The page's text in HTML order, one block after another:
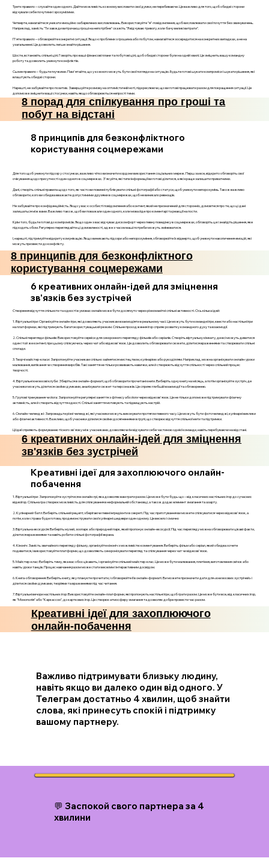
Третє правило – слухайте один одного. Дайте можливість кожному висловити свої думки, не перебиваючи. Це важливо для того, щоб обидві сторони
відчували себе почутими і зрозумілими.
Четверте, намагайтеся уникати емоційно забарвлених висловлювань. Використовуйте "я"-повідомлення, щоб висловлювати свої почуття без звинувачень.
Наприклад, замість "Ти завжди витрачаєш гроші на непотрібне" скажіть "Я відчуваю тривогу, коли бачу великі витрати".
П'яте правило – обговорюйте конкретні ситуації. Якщо є проблеми з грошима або побутом, намагайтеся зосередитися на конкретних випадках, а не на
узагальненні. Це дозволить легше знайти рішення.
Шосте, встановіть спільні цілі. Говоріть про ваші фінансові плани та побутові цілі, щоб обидві сторони були на одній хвилі. Це зміцнить вашу командну
роботу та дозволить уникнути конфліктів.
Сьоме правило – будьте гнучкими. Пам'ятайте, що у кожного можуть бути свої погляди на ситуацію. Будьте готові шукати компроміси і шукати рішення, які
влаштують обидві сторони.
Нарешті, не забувайте про позитив. Завершуйте розмову на оптимістичній ноті, підкреслюючи, що ви готові працювати разом для покращення ситуації. Це
допоможе зміцнити ваші стосунки, навіть якщо обговорюються непрості теми.
8 порад для спілкування про гроші та
побут на відстані
8 принципів для безконфліктного
користування соцмережами
Для того щоб уникнути підозр у стосунках, важливо чітко визначити кордони використання соціальних мереж. Перш за все, відкрито обговоріть свої
очікування щодо присутності один одного в соцмережах. З'ясуйте, які типи інформації ви готові ділитися, а які краще залишити приватними.
Далі, створіть спільні правила щодо того, як часто ви повинні публікувати спільні фотографії або статуси, щоб уникнути непорозумінь. Також важливо
обговорити, кого ви обидва вважаєте допустимими друзями в соцмережах, щоб не виникало ревнощів.
Не забувайте про конфіденційність. Якщо у вас є особисті повідомлення або контент, який не призначений для сторонніх, домовтеся про те, що ці дані
залишаться між вами. Важливо також, щоб ви поважали один одного, коли мова йде про коментарі та реакції на пости.
Крім того, будьте готові до компромісів. Якщо один з вас відчуває дискомфорт через певну поведінку в соцмережах, обговоріть це і знайдіть рішення, яке
підходить обом. Регулярно переглядайте ці домовленості, адже з часом ваші потреби можуть змінюватися.
І, нарешті, підтримуйте відкриту комунікацію. Якщо виникають підозри або непорозуміння, обговорюйте їх відверто, щоб уникнути накопичення емоцій, які
можуть призвести до конфлікту.
8 принципів для безконфліктного
користування соцмережами
6 креативних онлайн-ідей для зміцнення
зв'язків без зустрічей
Створення відчуття спільноти та єдності в умовах онлайн може бути досягнуто через різноманітні спільні активності. Ось кілька ідей:
1. Віртуальні ігри: Організуйте онлайн-ігри, які дозволяють учасникам взаємодіяти в реальному часі. Це можуть бути командні ігри, квести або настільні ігри
на платформах, які підтримують багатокористувацький режим. Спільне проходження ігор сприяє розвитку командного духу та взаємодії.
2. Спільні перегляди фільмів: Використовуйте сервіси для синхронного перегляду фільмів або серіалів. Створіть віртуальну кімнату, де всі можуть дивитися
один і той же контент, при цьому спілкуючись через чат або відеозв'язок. Це дозволить обговорювати сюжети, ділитися враженнями та створювати спільні
спогади.
3. Творчі майстер-класи: Запропонуйте учасникам спільно зайнятися мистецтвом, кулінарією або рукоділлям. Наприклад, можна організувати онлайн-уроки
малювання, випікання чи створення виробів. Такі заняття не тільки розвивають навички, але й створюють відчуття спільності через спільний процес
творчості.
4. Віртуальні книжкові клуби: Зберіться в онлайн-форматі, щоб обговорити прочитані книги. Виберіть одну книгу на місяць, а потім організуйте зустріч, де
учасники можуть ділитися своїми думками, аналізувати сюжет та персонажів. Це сприяє глибшій взаємодії та обговоренню.
5. Групові тренування чи йога: Запропонуйте регулярні заняття з фітнесу або йоги через відеозв'язок. Це не тільки допоможе підтримувати фізичну
активність, але й створить відчуття єдності. Спільні заняття мотивують та підвищують настрій.
6. Онлайн-челенджі: Запровадьте різні челенджі, які учасники можуть виконувати протягом певного часу. Це можуть бути фоточеленджі, кулінарні виклики
або фізичні активності. Важливо, щоб учасники ділилися своїми досягненнями в групі, що створює відчуття спільної мети та підтримки.
Ці ідеї сприяють формуванню тісного зв'язку між учасниками, дозволяючи їм відчувати себе частиною однієї команди, навіть перебуваючи на відстані.
6 креативних онлайн-ідей для зміцнення
зв'язків без зустрічей
Креативні ідеї для захоплюючого онлайн-
побачення
1. Віртуальні ігри: Запропонуйте зустрітися в онлайн-грі, яка дозволяє вам грати разом. Це може бути будь-що – від класичних настільних ігор до сучасних
відеоігор. Спільна гра створює можливість для спілкування в неформальній обстановці, а також додає елемент змагання та азарту.
2. Кулінарний батл: Виберіть спільний рецепт, зберігаючи певні інгредієнти в секреті. Під час приготування ви можете спілкуватися через відеозв'язок, а
потім, коли страва буде готова, продемонструвати свої кулінарні шедеври один одному. Це весело і смачно
3. Віртуальна екскурсія: Виберіть музей, зоопарк або природний парк, який пропонує онлайн-екскурсії. Під час перегляду можна обговорювати цікаві факти,
ділитися враженнями та навіть робити спільні фотографії екрана.
4. Кіноніч: Замість звичайного перегляду фільму, організуйте кіноніч з можливістю коментування. Виберіть фільм або серіал, який обидва хочете
подивитися, і використовуйте платформи, що дозволяють синхронізувати перегляд та спілкування через чат чи відеозв'язок.
5. Майстер-клас: Виберіть тему, яка вас обох цікавить, і організуйте спільний майстер-клас. Це може бути малювання, плетіння, виготовлення свічок або
навіть уроки танців. Процес навчання разом може стати веселим і інтерактивним досвідом.
6. Книга-обговорення: Виберіть книгу, яку плануєте прочитати, і обговорюйте її в онлайн-форматі. Ви можете призначити дати для «книжкових зустрічей» і
ділитися своїми думками, теоріями та враженнями під час читання.
7. Віртуальні вечори настільних ігор: Використовуйте онлайн-платформи, які пропонують настільні ігри, щоб грати разом. Це може бути все, від класичних ігор,
як "Монополія" або "Каркассон", до карткових ігор. Це створює атмосферу змагання та дозволяє добре провести час разом.
Креативні ідеї для захоплюючого
онлайн-побачення
Важливо підтримувати близьку людину,
навіть якщо ви далеко один від одного. У
Телеграм достатньо 4 хвилин, щоб знайти
слова, які принесуть спокій і підтримку
вашому партнеру.
💬 Заспокой свого партнера за 4
хвилини